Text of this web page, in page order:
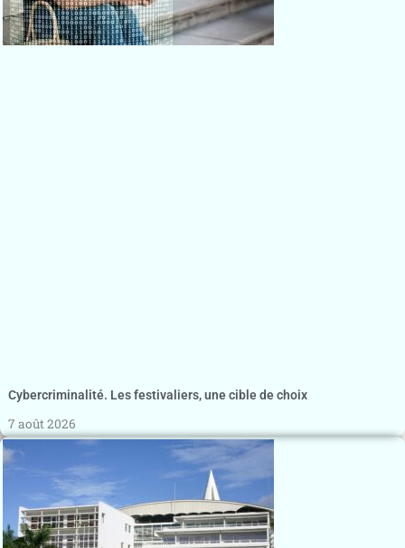
Cybercriminalité. Les festivaliers, une cible de choix
7 août 2026